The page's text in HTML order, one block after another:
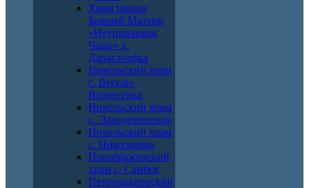
Храм иконы
Божией Матери
«Неупиваемая
Чаша» х.
Дарагановка
Никольский храм
с. Весело-
Вознесенка
Никольский храм
с. Лакедемоновка
Никольский храм
с. Николаевка
Преображенский
храм с. Самбек
Петропавловский